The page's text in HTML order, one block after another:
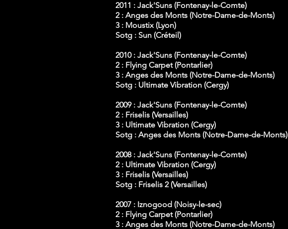
2011 : Jack'Suns (Fontenay-le-Comte)
2 : Anges des Monts (Notre-Dame-de-Monts)
3 : Moustix (Lyon)
Sotg : Sun (Créteil)
2010 : Jack'Suns (Fontenay-le-Comte)
2 : Flying Carpet (Pontarlier)
3 : Anges des Monts (Notre-Dame-de-Monts)
Sotg : Ultimate Vibration (Cergy)
2009 : Jack'Suns (Fontenay-le-Comte)
2 : Friselis (Versailles)
3 : Ultimate Vibration (Cergy)
Sotg : Anges des Monts (Notre-Dame-de-Monts)
2008 : Jack'Suns (Fontenay-le-Comte)
2 : Ultimate Vibration (Cergy)
3 : Friselis (Versailles)
Sotg : Friselis 2 (Versailles)
2007 : Iznogood (Noisy-le-sec)
2 : Flying Carpet (Pontarlier)
3 : Anges des Monts (Notre-Dame-de-Monts)